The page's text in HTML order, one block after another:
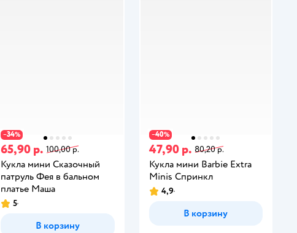
−34%
65,90 р. 100,00 р.
Кукла мини Сказочный
патруль Фея в бальном
платье Маша
5
В корзину
−40%
47,90 р. 80,20 р.
Кукла мини Barbie Extra
Minis Спринкл
4,9
В корзину